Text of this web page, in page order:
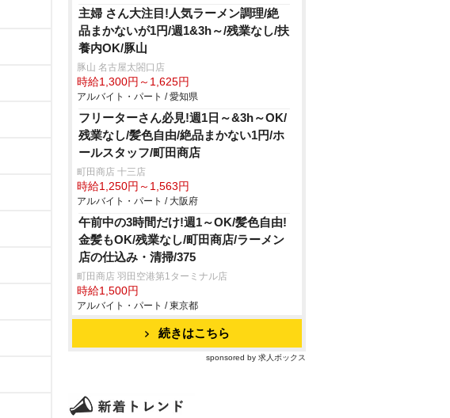
主婦 さん大注目!人気ラーメン調理/絶
品まかないが1円/週1&3h～/残業なし/扶
養内OK/豚山
豚山 名古屋太閤口店
時給1,300円～1,625円
アルバイト・パート / 愛知県
フリーターさん必見!週1日～&3h～OK/
残業なし/髪色自由/絶品まかない1円/ホ
ールスタッフ/町田商店
町田商店 十三店
時給1,250円～1,563円
アルバイト・パート / 大阪府
午前中の3時間だけ!週1～OK/髪色自由!
金髪もOK/残業なし/町田商店/ラーメン
店の仕込み・清掃/375
町田商店 羽田空港第1ターミナル店
時給1,500円
アルバイト・パート / 東京都
続きはこちら
sponsored by 求人ボックス